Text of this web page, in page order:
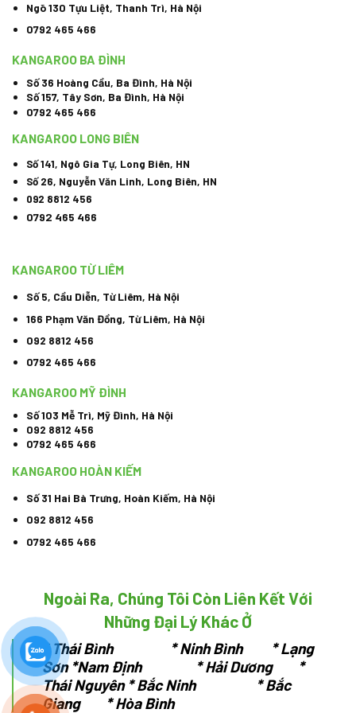
Ngõ 130 Tựu Liệt, Thanh Trì, Hà Nội
0792 465 466
KANGAROO BA ĐÌNH
Số 36 Hoàng Cầu, Ba Đình, Hà Nội
Số 157, Tây Sơn, Ba Đình, Hà Nội
0792 465 466
KANGAROO LONG BIÊN
Số 141, Ngô Gia Tự, Long Biên, HN
Số 26, Nguyễn Văn Linh, Long Biên, HN
092 8812 456
0792 465 466
KANGAROO TỪ LIÊM
Số 5, Cầu Diễn, Từ Liêm, Hà Nội
166 Phạm Văn Đồng, Từ Liêm, Hà Nội
092 8812 456
0792 465 466
KANGAROO MỸ ĐÌNH
Số 103 Mễ Trì, Mỹ Đình, Hà Nội
092 8812 456
0792 465 466
KANGAROO HOÀN KIẾM
Số 31 Hai Bà Trưng, Hoàn Kiếm, Hà Nội
092 8812 456
0792 465 466
Ngoài Ra, Chúng Tôi Còn Liên Kết Với
Những Đại Lý Khác Ở
*Thái Bình * Ninh Bình * Lạng
Sơn *Nam Định * Hải Dương *
Thái Nguyên * Bắc Ninh * Bắc
Giang * Hòa Bình